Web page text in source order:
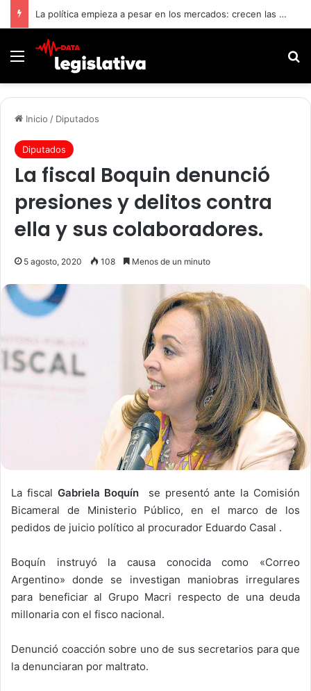
La política empieza a pesar en los mercados: crecen las dudas por Brasil y la pelea con Villarruel
Menú
Inicio / Diputados
Diputados
La fiscal Boquin denunció
presiones y delitos contra
ella y sus colaboradores.
5 agosto, 2020 108 Menos de un minuto
La fiscal Gabriela Boquín se presentó ante la Comisión
Bicameral de Ministerio Público, en el marco de los
pedidos de juicio político al procurador Eduardo Casal .
Boquín instruyó la causa conocida como «Correo
Argentino» donde se investigan maniobras irregulares
para beneficiar al Grupo Macri respecto de una deuda
millonaria con el fisco nacional.
Denunció coacción sobre uno de sus secretarios para que
la denunciaran por maltrato.